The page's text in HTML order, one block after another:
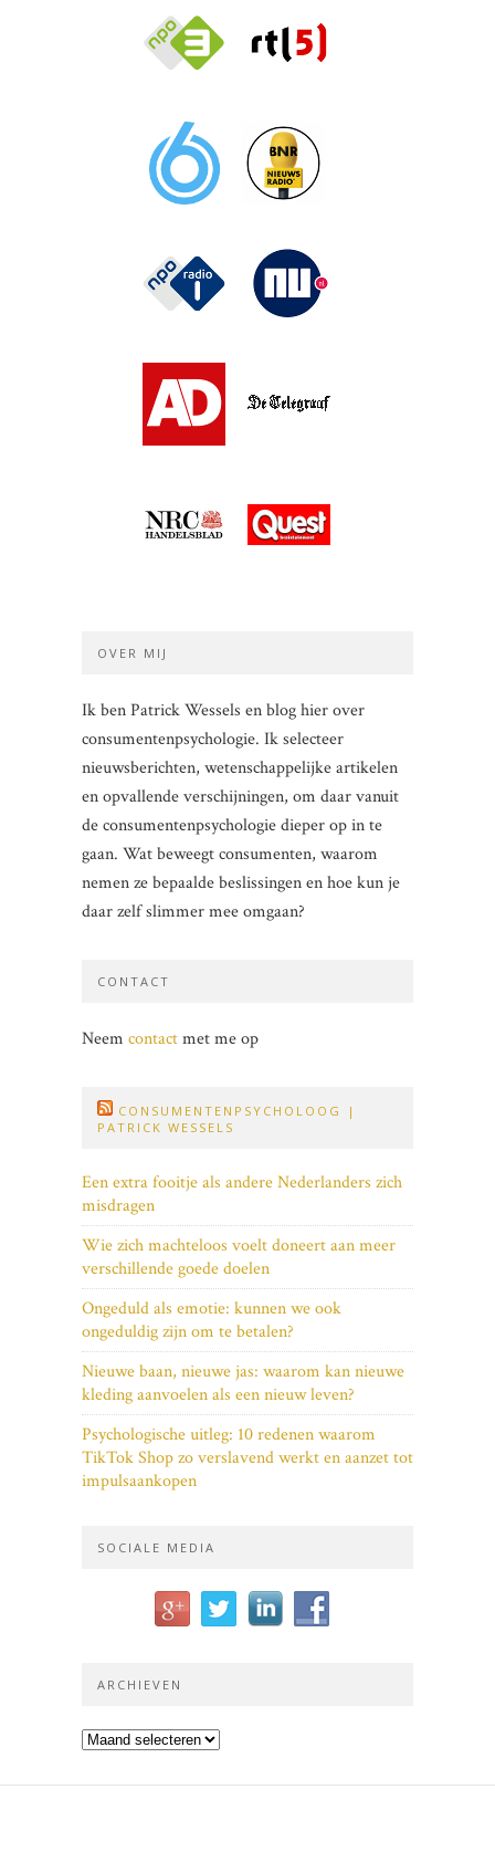
OVER MIJ
Ik ben Patrick Wessels en blog hier over
consumentenpsychologie. Ik selecteer
nieuwsberichten, wetenschappelijke artikelen
en opvallende verschijningen, om daar vanuit
de consumentenpsychologie dieper op in te
gaan. Wat beweegt consumenten, waarom
nemen ze bepaalde beslissingen en hoe kun je
daar zelf slimmer mee omgaan?
CONTACT
Neem contactmet me op
CONSUMENTENPSYCHOLOOG |
PATRICK WESSELS
Een extra fooitje als andere Nederlanders zich
misdragen
Wie zich machteloos voelt doneert aan meer
verschillende goede doelen
Ongeduld als emotie: kunnen we ook
ongeduldig zijn om te betalen?
Nieuwe baan, nieuwe jas: waarom kan nieuwe
kleding aanvoelen als een nieuw leven?
Psychologische uitleg: 10 redenen waarom
TikTok Shop zo verslavend werkt en aanzet tot
impulsaankopen
SOCIALE MEDIA
ARCHIEVEN
Archieven